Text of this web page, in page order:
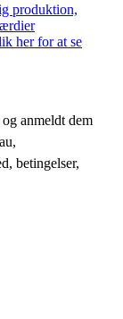
produktion,
her for at se
anmeldt dem
betingelser,